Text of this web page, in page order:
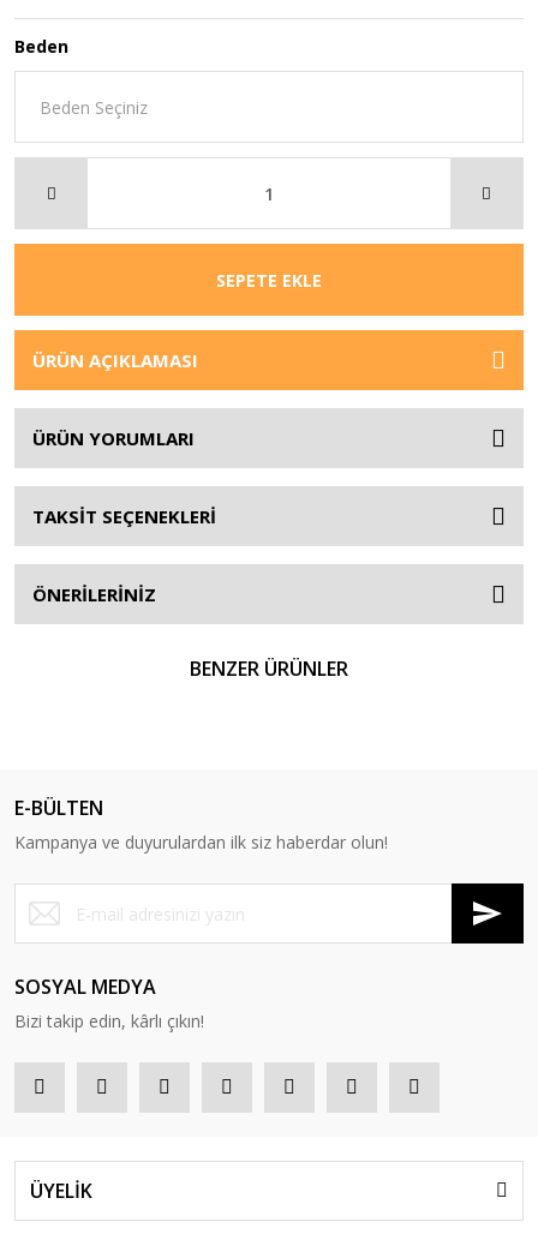
Beden
SEPETE EKLE
ÜRÜN AÇIKLAMASI
ÜRÜN YORUMLARI
TAKSİT SEÇENEKLERİ
ÖNERİLERİNİZ
BENZER ÜRÜNLER
E-BÜLTEN
Kampanya ve duyurulardan ilk siz haberdar olun!
SOSYAL MEDYA
Bizi takip edin, kârlı çıkın!
ÜYELİK